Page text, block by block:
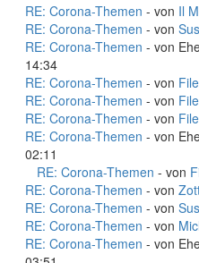
RE: Corona-Themen - von Il
RE: Corona-Themen - von
RE: Corona-Themen - von
14:34
RE: Corona-Themen - von
RE: Corona-Themen - von
RE: Corona-Themen - von
RE: Corona-Themen - von
02:11
RE: Corona-Themen - von
RE: Corona-Themen - von
RE: Corona-Themen - von
RE: Corona-Themen - von
RE: Corona-Themen - von